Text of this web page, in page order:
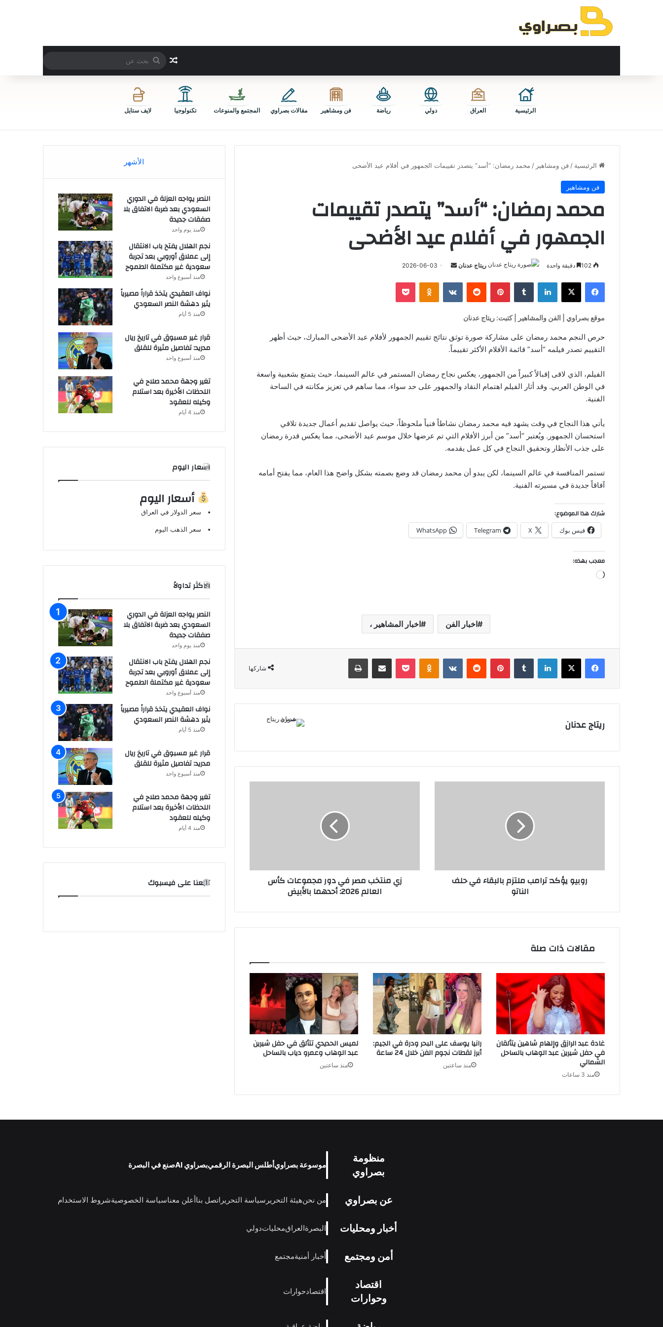
مقال عشوائي
بحث
عن
الرئيسية العراق دولي رياضة فن ومشاهير مقالات بصراوي المجتمع والمنوعات تكنولوجيا لايف ستايل
الرئيسية / فن ومشاهير / محمد رمضان: “أسد” يتصدر تقييمات الجمهور في أفلام عيد الأضحى
فن ومشاهير
محمد رمضان: “أسد” يتصدر تقييمات
الجمهور في أفلام عيد الأضحى
ريتاج عدنان
أرسل
إلكترونيا
2026-06-03 دقيقة واحدة
فيسبوك ‫X لينكدإن بينتيريست Odnoklassniki
‫Pocket
موقع بصراوي | الفن والمشاهير | كتبت: ريتاج عدنان
حرص النجم محمد رمضان على مشاركة صورة توثق نتائج تقييم الجمهور لأفلام عيد الأضحى المبارك، حيث أظهر
التقييم تصدر فيلمه “أسد” قائمة الأفلام الأكثر تقييماً.
الفيلم، الذي لاقى إقبالاً كبيراً من الجمهور، يعكس نجاح رمضان المستمر في عالم السينما، حيث يتمتع بشعبية واسعة
في الوطن العربي. وقد أثار الفيلم اهتمام النقاد والجمهور على حد سواء، مما ساهم في تعزيز مكانته في الساحة
الفنية.
يأتي هذا النجاح في وقت يشهد فيه محمد رمضان نشاطاً فنياً ملحوظاً، حيث يواصل تقديم أعمال جديدة تلاقي
استحسان الجمهور. ويُعتبر “أسد” من أبرز الأفلام التي تم عرضها خلال موسم عيد الأضحى، مما يعكس قدرة رمضان
على جذب الأنظار وتحقيق النجاح في كل عمل يقدمه.
تستمر المنافسة في عالم السينما، لكن يبدو أن محمد رمضان قد وضع بصمته بشكل واضح هذا العام، مما يفتح أمامه
آفاقاً جديدة في مسيرته الفنية.
شارك هذا الموضوع:
فيس بوك X
Telegram
WhatsApp
معجب بهذه:
جاري
اخبار الفن اخبار المشاهير ،
شاركها
فيسبوك ‫X لينكدإن بينتيريست Odnoklassniki
‫Pocket مشاركة عبر البريد طباعة
ريتاج عدنان
2026:
أحدهمازي منتخب مصر في دور مجموعات كأس
العالم 2026: أحدهما بالأبيض
روبيو يؤكد: ترامب ملتزم بالبقاء في حلف
الناتو
مقالات ذات صلة
لميس الحديدي تتألق في حفل شيرين
عبد الوهاب وعمرو دياب بالساحل
منذ ساعتين
رانيا يوسف على البحر ودرة في الجيم:
أبرز لقطات نجوم الفن خلال 24 ساعة
منذ ساعتين
غادة عبد الرازق وإلهام شاهين يتألقان
في حفل شيرين عبد الوهاب بالساحل
الشمالي
منذ 3 ساعات
الأشهر
النصر يواجه العزلة في الدوري
السعودي بعد ضربة الاتفاق بلا
صفقات جديدة
منذ يوم واحد
نجم الهلال يفتح باب الانتقال
إلى عملاق أوروبي بعد تجربة
سعودية غير مكتملة الطموح
منذ أسبوع واحد
نواف العقيدي يتخذ قراراً مصيرياً
يثير دهشة النصر السعودي
منذ 5 أيام
قرار غير مسبوق في تاريخ ريال
مدريد: تفاصيل مثيرة للقلق
منذ أسبوع واحد
تغير وجهة محمد صلاح في
اللحظات الأخيرة بعد استلام
وكيله للعقود
منذ 4 أيام
اسعار اليوم
أسعار اليوم
سعر الدولار في العراق
سعر الذهب اليوم
الاكثر تداولاً
النصر يواجه العزلة في الدوري
السعودي بعد ضربة الاتفاق بلا
صفقات جديدة
منذ يوم واحد
نجم الهلال يفتح باب الانتقال
إلى عملاق أوروبي بعد تجربة
سعودية غير مكتملة الطموح
منذ أسبوع واحد
نواف العقيدي يتخذ قراراً مصيرياً
يثير دهشة النصر السعودي
منذ 5 أيام
قرار غير مسبوق في تاريخ ريال
مدريد: تفاصيل مثيرة للقلق
منذ أسبوع واحد
تغير وجهة محمد صلاح في
اللحظات الأخيرة بعد استلام
وكيله للعقود
منذ 4 أيام
تابعنا على فيسبوك
منظومة
بصراوي
موسوعة بصراويأطلس البصرة الرقميبصراوي AI صنع في البصرة
عن بصراوي من نحنهيئة التحرير سياسة التحرير اتصل بناأعلن معناسياسة الخصوصيةشروط الاستخدام
أخبار ومحليات البصرةالعراقمحلياتدولي
أمن ومجتمع أخبار أمنيةمجتمع
اقتصاد
وحوارات
اقتصادحوارات